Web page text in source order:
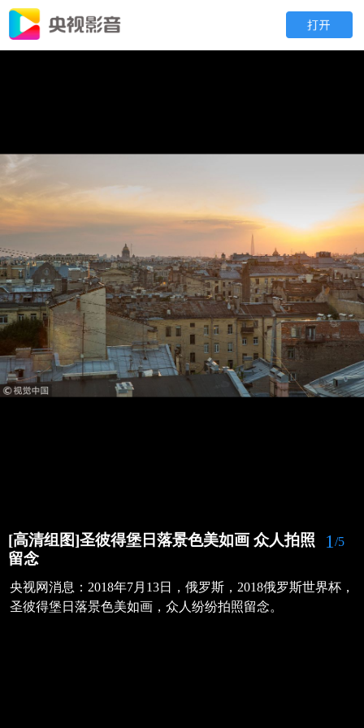
1/5
[高清组图]圣彼得堡日落景色美如画 众人拍照
留念
央视网消息：2018年7月13日，俄罗斯，2018俄罗斯世界杯，
圣彼得堡日落景色美如画，众人纷纷拍照留念。